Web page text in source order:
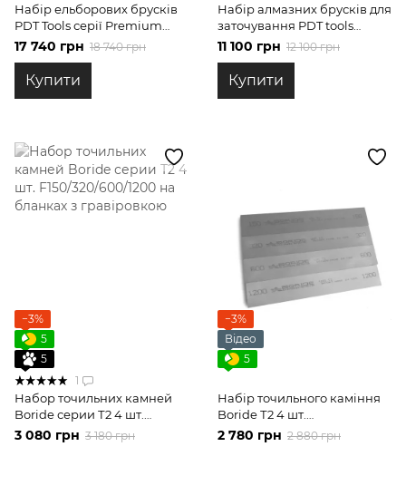
Набір ельборових брусків
PDT Tools серії Premium
Silver 4 шт.
17 740 грн 18 740 грн
Купити
Набір алмазних брусків для
заточування PDT tools
Premium Silver 3 шт.
11 100 грн 12 100 грн
Купити
−3%
5
5
1
Набор точильних камней
Boride серии Т2 4 шт.
F150/320/600/1200 на
бланках з гравіровкою
3 080 грн 3 180 грн
−3%
Відео
5
Набір точильного каміння
Boride Т2 4 шт.
F150/320/600/1200
2 780 грн 2 880 грн